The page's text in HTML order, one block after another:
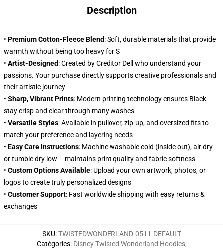
Description
• Premium Cotton-Fleece Blend: Soft, durable materials that provide
warmth without being too heavy for S
• Artist-Designed: Created by Creditor Dell who understand your
passions. Your purchase directly supports creative professionals and
their artistic journey
• Sharp, Vibrant Prints: Modern printing technology ensures Black
stay crisp and clear through many washes
• Versatile Styles: Available in pullover, zip-up, and oversized fits to
match your preference and layering needs
• Easy Care Instructions: Machine washable cold (inside out), air dry
or tumble dry low – maintains print quality and fabric softness
• Custom Options Available: Upload your own artwork, photos, or
logos to create truly personalized designs
• Customer Support: Fast worldwide shipping with easy returns &
exchanges
SKU:TWISTEDWONDERLAND-0511-DEFAULT
Catégories: Disney Twisted Wonderland Hoodies,